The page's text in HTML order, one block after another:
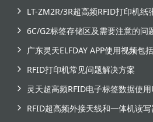
LT-ZM2R/3R超高频RFID打印机纸
6C/G2标签存储区及需要注意的问
RFID打印机常见问题解决方案
RFID超高频外接天线和一体机读